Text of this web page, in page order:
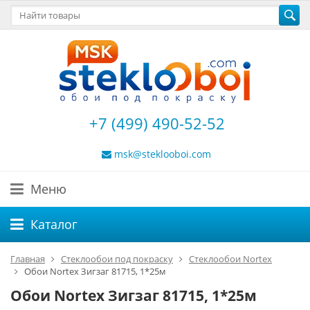
+7 (499) 490-52-52
msk@steklooboi.com
Меню
Каталог
Главная Стеклообои под покраску
Стеклообои Nortex
Обои Nortex Зигзаг 81715, 1*25м
Обои Nortex Зигзаг 81715, 1*25м